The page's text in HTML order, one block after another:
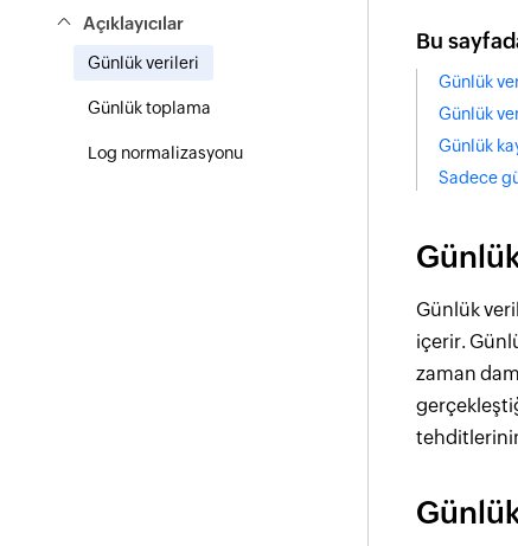
Açıklayıcılar
Günlük verileri
Günlük toplama
Log normalizasyonu
Bu
Günlük
Günlük
Günlük
Sadece
Günlük
içerir.
zaman